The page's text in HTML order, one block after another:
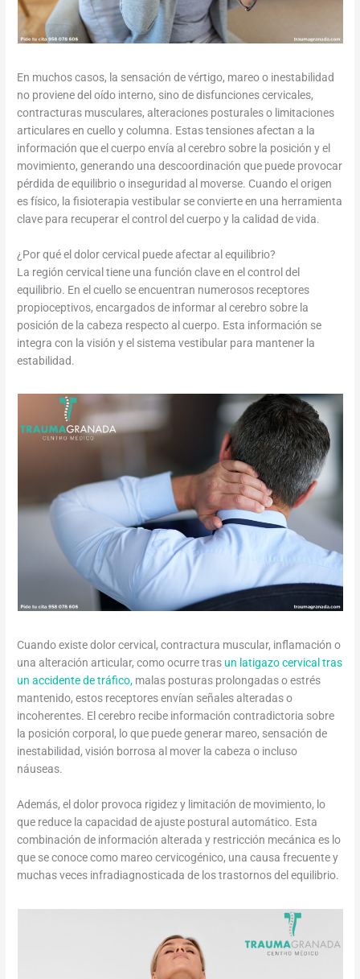
En muchos casos, la sensación de vértigo, mareo o inestabilidad
no proviene del oído interno, sino de disfunciones cervicales,
contracturas musculares, alteraciones posturales o limitaciones
articulares en cuello y columna. Estas tensiones afectan a la
información que el cuerpo envía al cerebro sobre la posición y el
movimiento, generando una descoordinación que puede provocar
pérdida de equilibrio o inseguridad al moverse. Cuando el origen
es físico, la fisioterapia vestibular se convierte en una herramienta
clave para recuperar el control del cuerpo y la calidad de vida.
¿Por qué el dolor cervical puede afectar al equilibrio?
La región cervical tiene una función clave en el control del
equilibrio. En el cuello se encuentran numerosos receptores
propioceptivos, encargados de informar al cerebro sobre la
posición de la cabeza respecto al cuerpo. Esta información se
integra con la visión y el sistema vestibular para mantener la
estabilidad.
Cuando existe dolor cervical, contractura muscular, inflamación o
una alteración articular, como ocurre tras un latigazo cervical tras
un accidente de tráfico, malas posturas prolongadas o estrés
mantenido, estos receptores envían señales alteradas o
incoherentes. El cerebro recibe información contradictoria sobre
la posición corporal, lo que puede generar mareo, sensación de
inestabilidad, visión borrosa al mover la cabeza o incluso
náuseas.
Además, el dolor provoca rigidez y limitación de movimiento, lo
que reduce la capacidad de ajuste postural automático. Esta
combinación de información alterada y restricción mecánica es lo
que se conoce como mareo cervicogénico, una causa frecuente y
muchas veces infradiagnosticada de los trastornos del equilibrio.